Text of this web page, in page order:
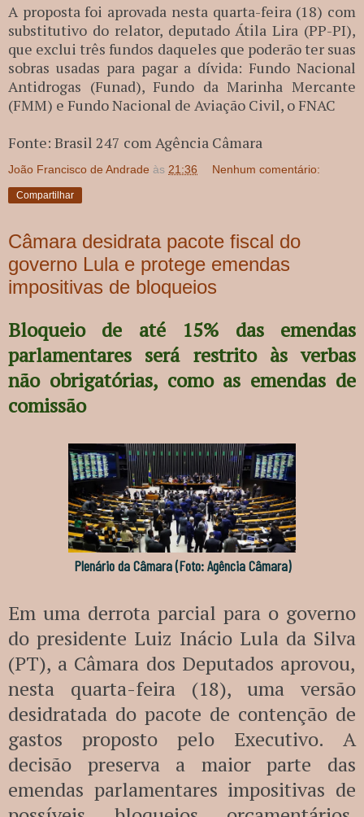
A proposta foi aprovada nesta quarta-feira (18) com
substitutivo do relator, deputado Átila Lira (PP-PI),
que exclui três fundos daqueles que poderão ter suas
sobras usadas para pagar a dívida: Fundo Nacional
Antidrogas (Funad), Fundo da Marinha Mercante
(FMM) e Fundo Nacional de Aviação Civil, o FNAC
Fonte: Brasil 247 com Agência Câmara
João Francisco de Andrade às 21:36 Nenhum comentário:
Compartilhar
Câmara desidrata pacote fiscal do
governo Lula e protege emendas
impositivas de bloqueios
Bloqueio de até 15% das emendas
parlamentares será restrito às verbas
não obrigatórias, como as emendas de
comissão
Plenário da Câmara (Foto: Agência Câmara)
Em uma derrota parcial para o governo
do presidente Luiz Inácio Lula da Silva
(PT), a Câmara dos Deputados aprovou,
nesta quarta-feira (18), uma versão
desidratada do pacote de contenção de
gastos proposto pelo Executivo. A
decisão preserva a maior parte das
emendas parlamentares impositivas de